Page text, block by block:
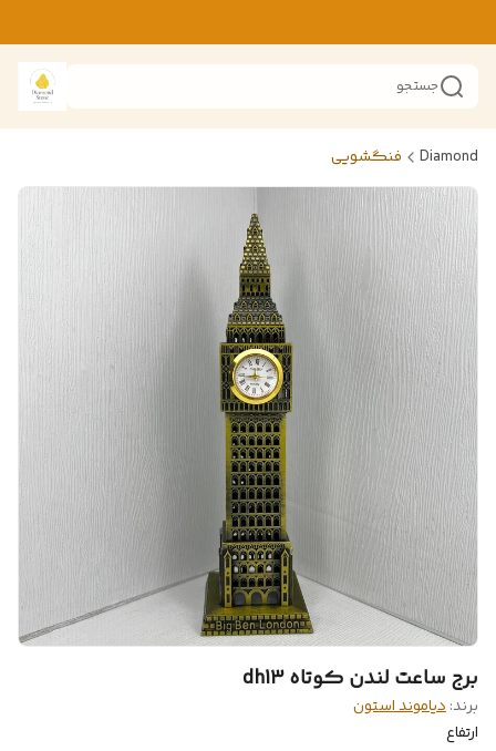
جستجو
Diamond فنگشویی
برج ساعت لندن کوتاه dh13
برند:دیاموند استون
ارتفاع